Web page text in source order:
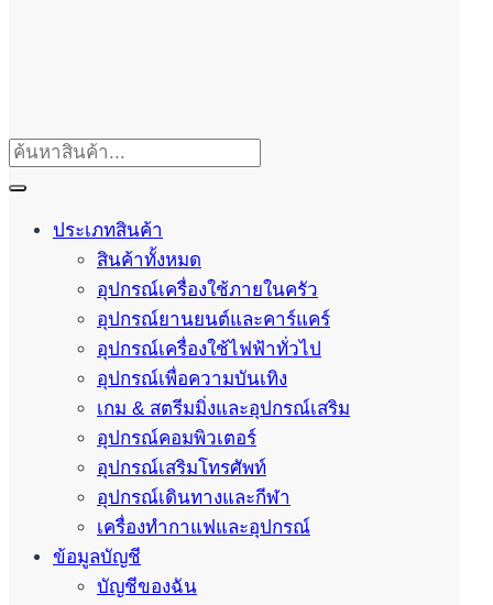
ประเภทสินค้า
สินค้าทั้งหมด
อุปกรณ์เครื่องใช้ภายในครัว
อุปกรณ์ยานยนต์และคาร์แคร์
อุปกรณ์เครื่องใช้ไฟฟ้าทั่วไป
อุปกรณ์เพื่อความบันเทิง
เกม & สตรีมมิ่งและอุปกรณ์เสริม
อุปกรณ์คอมพิวเตอร์
อุปกรณ์เสริมโทรศัพท์
อุปกรณ์เดินทางและกีฬา
เครื่องทำกาแฟและอุปกรณ์
ข้อมูลบัญชี
บัญชีของฉัน